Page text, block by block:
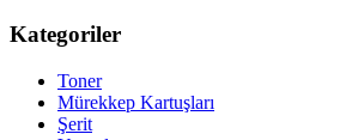
Kategoriler
Toner
Mürekkep Kartuşları
Şerit